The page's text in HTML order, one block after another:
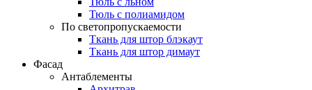
Тюль с полиамидом
По светопропускаемости
Ткань для штор блэкаут
Ткань для штор димаут
Фасад
Антаблементы